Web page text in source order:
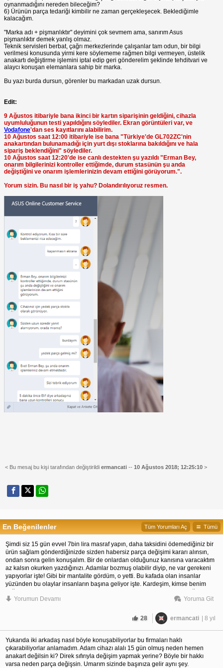
oynanmadığını nereden bileceğim?
6) Ürünün parça tedariği kimbilir ne zaman gerçekleşecek. Beklediğimle
kalacağım.
"Marka adı + pişmanlıktır" deyimini çok sevmem ama, sanırım Asus
pişmanlıktır demek yanlış olmaz.
Teknik servisleri berbat, çağrı merkezlerinde çalışanlar tam odun, bir bilgi
verilmesi konusunda yirmi kere söylememe rağmen bilgi vermeyen, üstelik
anakartı değiştirme işlemini iptal edip geri gönderelim şeklinde tehditvari ve
alaycı konuşan elemanlara sahip bir marka.
Bu yazı burda dursun, görenler bu markadan uzak dursun.
Edit:
9 Ağustos itibariyle bana ikinci bir kartın siparişinin geldiğini, cihazla
uyumluluğunun testi yapıldığını söylediler. Ekran görüntüleri var, ve
Vodafone'dan ses kayıtlarını alabilirim.
10 Ağustos saat 12:00 itibariyle ise bana "Türkiye'de GL702ZC'nin
anakartından bulunamadığı için yurt dışı stoklarına bakıldığını ve hala
sipariş beklendiğini" söylediler.
10 Ağustos saat 12:20'de ise canlı destekten şu yazıldı "Erman Bey,
onarım bilgilerinizi kontroller ettiğimde, durum stasünün şu anda
değiştiğini ve onarım işlemlerinizin devam ettiğini görüyorum.".
Yorum sizin. Bu nasıl bir iş yahu? Dolandırılıyoruz resmen.
< Bu mesaj bu kişi tarafından değiştirildi ermancati -- 10 Ağustos 2018; 12:25:10 >
En Beğenilenler Tümü
Tüm Yorumları Aç
Şimdi siz 15 gün evvel 7bin lira masraf yapın, daha taksidini ödemediğiniz bir
ürün sağlam gönderdiğinizde sizden habersiz parça değişimi kararı alınsın,
ondan sonra gelin konuşalım. Bir de onlardan olduğunuz kanısına varacaktım
az kalsın okurken yazdığınızı. Adamlar bozmuş olabilir diyip, ne var gerekeni
yapıyorlar işte! Gibi bir mantalite gördüm, o yetti. Bu kafada olan insanlar
yüzünden bu olaylar insanların başına geliyor işte. Kardeşim, kimse benim
sağlam cihazımı bozup sonra onarım yapamaz. Lego mu bu ? Ben sağlam
gönderdiysem zarar verdiyse tazminat ödemek ve birebir cihaz değişimi
arıza bulundu, peki nerde kanıtı? Nerde teknik arıza detayı? Mesajınızı
Yorumun Devamı Yoruma Git
28 ermancati | 8 yıl
Yukarıda iki arkadaş nasıl böyle konuşabiliyorlar bu firmaları haklı
çıkarabiliyorlar anlamadım. Adam cihazı alalı 15 gün olmuş neden hemen
anakart değilsin ki? Direk sıfırıyla değişim yapmak yerine? Böyle bir hakkı
varsa neden parça değişsin. Umarım sizinde başınıza gelir aynı şey.